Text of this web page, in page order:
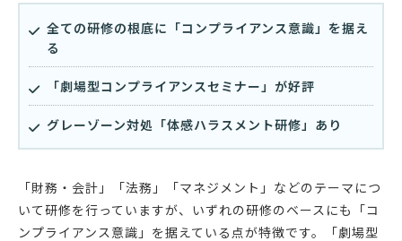
全ての研修の根底に「コンプライアンス意識」を据え
る
「劇場型コンプライアンスセミナー」が好評
グレーゾーン対処「体感ハラスメント研修」あり
「財務・会計」「法務」「マネジメント」などのテーマにつ
いて研修を行っていますが、いずれの研修のベースにも「コ
ンプライアンス意識」を据えている点が特徴です。「劇場型